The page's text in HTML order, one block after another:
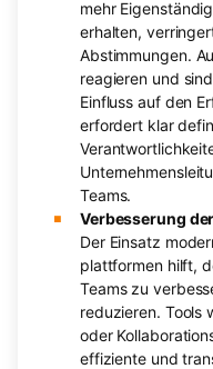
mehr
erhalten,
Abstimmungen.
reagieren und
Einfluss auf den
erfordert klar
Teams.
Verbesserung
Der Einsatz
plattformen hilft,
Teams zu
reduzieren. Tools
oder
effiziente und